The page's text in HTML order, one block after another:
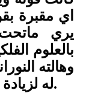
اي مقبرة
يري
بالعلوم
وهالته
له.